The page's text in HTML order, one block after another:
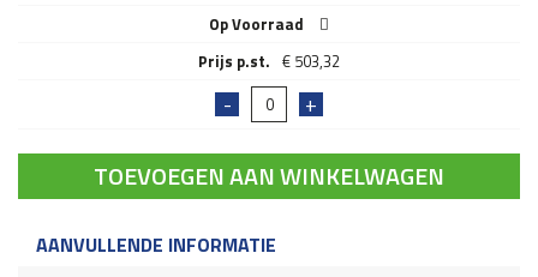
Op Voorraad
€ 503,32
TOEVOEGEN AAN WINKELWAGEN
AANVULLENDE INFORMATIE